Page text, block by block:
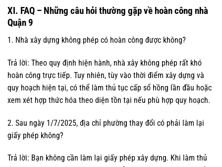
XI. FAQ – Những câu hỏi thường gặp về hoàn công nhà
Quận 9
1. Nhà xây dựng không phép có hoàn công được không?
Trả lời: Theo quy định hiện hành, nhà xây không phép rất khó
hoàn công trực tiếp. Tuy nhiên, tùy vào thời điểm xây dựng và
quy hoạch hiện tại, có thể làm thủ tục cấp sổ hồng lần đầu hoặc
xem xét hợp thức hóa theo diện tồn tại nếu phù hợp quy hoạch.
2. Sau ngày 1/7/2025, địa chỉ phường thay đổi có phải làm lại
giấy phép không?
Trả lời: Bạn không cần làm lại giấy phép xây dựng. Khi làm thủ